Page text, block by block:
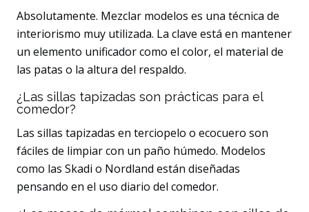
Absolutamente. Mezclar modelos es una técnica de
interiorismo muy utilizada. La clave está en mantener
un elemento unificador como el color, el material de
las patas o la altura del respaldo.
¿Las sillas tapizadas son prácticas para el
comedor?
Las sillas tapizadas en terciopelo o ecocuero son
fáciles de limpiar con un paño húmedo. Modelos
como las Skadi o Nordland están diseñadas
pensando en el uso diario del comedor.